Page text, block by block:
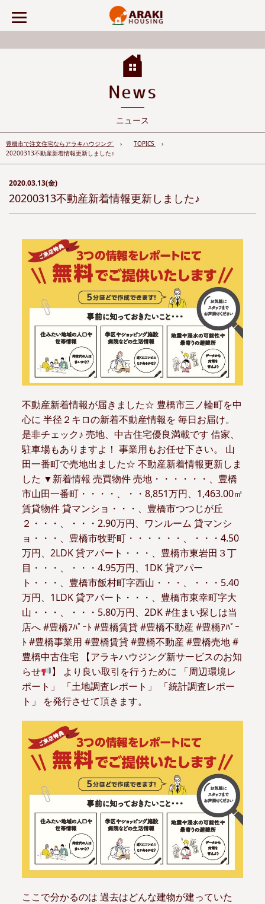
ニュース
豊橋市で注文住宅ならアラキハウジング
TOPICS
20200313不動産新着情報更新しました♪
2020.03.13(金)
20200313不動産新着情報更新しました♪
不動産新着情報が届きました☆ 豊橋市三ノ輪町を中
心に 半径２キロの新着不動産情報を 毎日お届け。
是非チェック♪ 売地、中古住宅優良満載です 借家、
駐車場もありますよ！ 事業用もお任せ下さい。 山
田一番町で売地出ました☆ 不動産新着情報更新しま
した ▼新着情報 売買物件 売地・・・・・・、豊橋
市山田一番町・・・・、・・8,851万円、1,463.00㎡
賃貸物件 貸マンショ・・・、豊橋市つつじが丘
２・・・、・・・2.90万円、ワンルーム 貸マンシ
ョ・・・、豊橋市牧野町・・・・・・、・・・4.50
万円、2LDK 貸アパート・・・、豊橋市東岩田３丁
目・・・、・・・4.95万円、1DK 貸アパー
ト・・・、豊橋市飯村町字西山・・・、・・・5.40
万円、1LDK 貸アパート・・・、豊橋市東幸町字大
山・・・、・・・5.80万円、2DK #住まい探しは当
店へ #豊橋ｱﾊﾟｰﾄ #豊橋賃貸 #豊橋不動産 #豊橋ｱﾊﾟｰ
ﾄ #豊橋事業用 #豊橋賃貸 #豊橋不動産 #豊橋売地 #
豊橋中古住宅 【アラキハウジング新サービスのお知
らせ
】 より良い取引を行うために 「周辺環境レ
ポート」 「土地調査レポート」 「統計調査レポー
ト」 を発行させて頂きます。
ここで分かるのは 過去はどんな建物が建っていた